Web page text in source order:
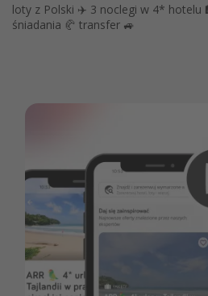
loty z Polski ✈️ 3 noclegi w 4* hotelu
śniadania 🥐 transfer 🚙